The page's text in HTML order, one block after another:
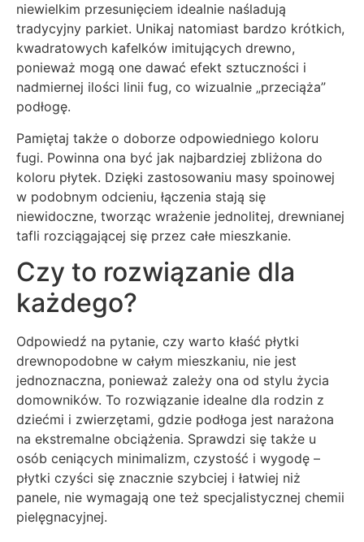
niewielkim przesunięciem idealnie naśladują
tradycyjny parkiet. Unikaj natomiast bardzo krótkich,
kwadratowych kafelków imitujących drewno,
ponieważ mogą one dawać efekt sztuczności i
nadmiernej ilości linii fug, co wizualnie „przeciąża”
podłogę.
Pamiętaj także o doborze odpowiedniego koloru
fugi. Powinna ona być jak najbardziej zbliżona do
koloru płytek. Dzięki zastosowaniu masy spoinowej
w podobnym odcieniu, łączenia stają się
niewidoczne, tworząc wrażenie jednolitej, drewnianej
tafli rozciągającej się przez całe mieszkanie.
Czy to rozwiązanie dla
każdego?
Odpowiedź na pytanie, czy warto kłaść płytki
drewnopodobne w całym mieszkaniu, nie jest
jednoznaczna, ponieważ zależy ona od stylu życia
domowników. To rozwiązanie idealne dla rodzin z
dziećmi i zwierzętami, gdzie podłoga jest narażona
na ekstremalne obciążenia. Sprawdzi się także u
osób ceniących minimalizm, czystość i wygodę –
płytki czyści się znacznie szybciej i łatwiej niż
panele, nie wymagają one też specjalistycznej chemii
pielęgnacyjnej.